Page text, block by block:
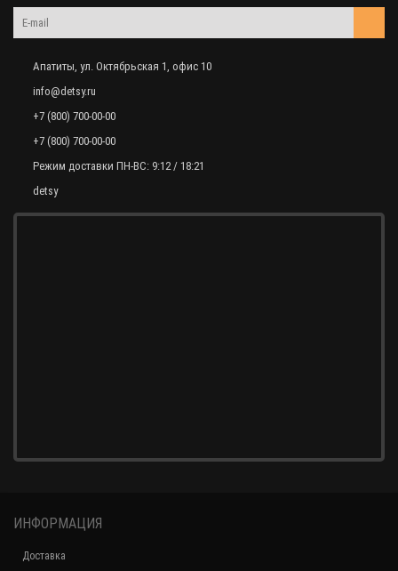
Апатиты, ул. Октябрьская 1, офис 10
info@detsy.ru
+7 (800) 700-00-00
+7 (800) 700-00-00
Режим доставки ПН-ВС: 9:12 / 18:21
detsy
ИНФОРМАЦИЯ
Доставка